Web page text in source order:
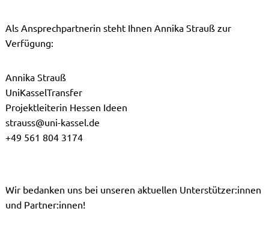
Als Ansprechpartnerin steht Ihnen Annika Strauß zur
Verfügung:
Annika Strauß
UniKasselTransfer
Projektleiterin Hessen Ideen
strauss@uni-kassel.de
+49 561 804 3174
Wir bedanken uns bei unseren aktuellen Unterstützer:innen
und Partner:innen!